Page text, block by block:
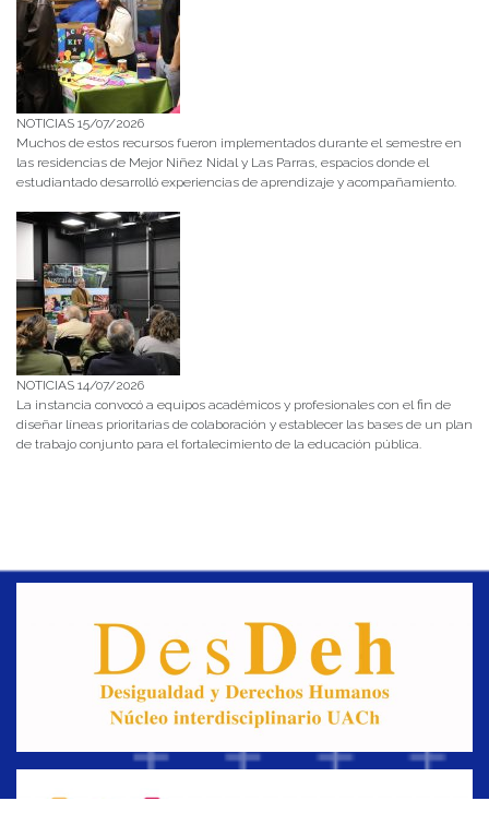
NOTICIAS 15/07/2026
Muchos de estos recursos fueron implementados durante el semestre en
las residencias de Mejor Niñez Nidal y Las Parras, espacios donde el
estudiantado desarrolló experiencias de aprendizaje y acompañamiento.
NOTICIAS 14/07/2026
La instancia convocó a equipos académicos y profesionales con el fin de
diseñar líneas prioritarias de colaboración y establecer las bases de un plan
de trabajo conjunto para el fortalecimiento de la educación pública.